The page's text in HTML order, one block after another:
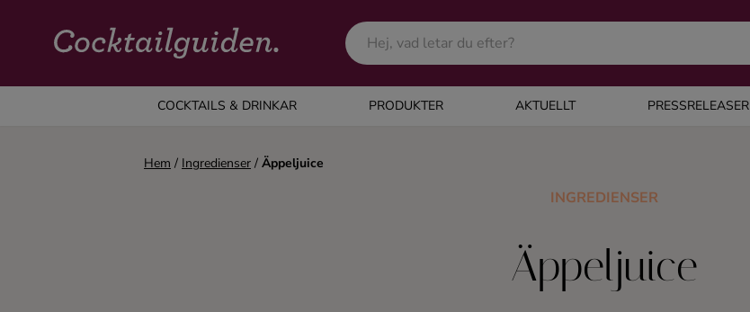
COCKTAILS & DRINKAR PRODUKTER AKTUELLT PRESSRELEASER
COCKTAILS & DRINKAR
Alla cocktails & drinkar
Hem / Ingredienser / Äppeljuice
INGREDIENSER
Äppeljuice